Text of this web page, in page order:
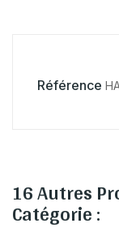
Référence
16 Autres
Catégorie :